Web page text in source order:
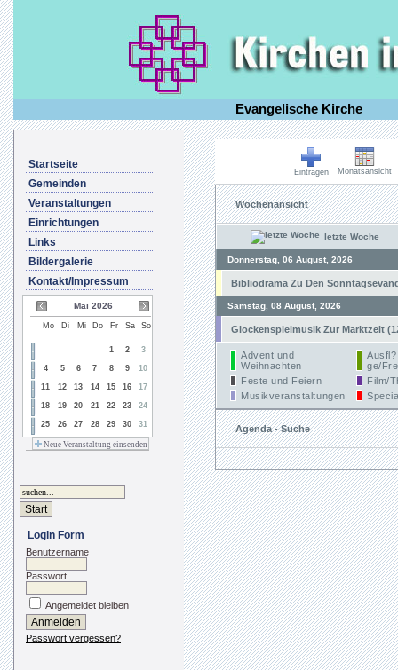
Evangelische Kirche
Startseite
Gemeinden
Veranstaltungen
Einrichtungen
Links
Bildergalerie
Kontakt/Impressum
Mai 2026
Mo Di Mi Do Fr Sa So
1 2 3
4 5 6 7 8 9 10
11 12 13 14 15 16 17
18 19 20 21 22 23 24
25 26 27 28 29 30 31
Neue Veranstaltung einsenden
Login Form
Benutzername
Passwort
Angemeldet bleiben
Passwort vergessen?
Eintragen Monatsansicht
Wochenansicht
letzte Woche
Donnerstag, 06 August, 2026
Bibliodrama Zu Den
Samstag, 08 August, 2026
Glockenspielmusik Zur Marktzeit
Advent und
Weihnachten
Ausfl?
ge/
Feste und Feiern
Film/
Musikveranstaltungen
Agenda - Suche